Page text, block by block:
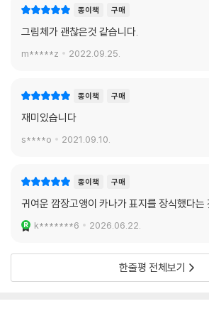
종이책 구매
그림체가 괜찮은것 같습니다.
m*****z 2022.09.25.
종이책 구매
재미있습니다
s****o 2021.09.10.
종이책 구매
귀여운 깜장고앵이 카나가 표지를 장식했다는
k*******6 2026.06.22.
한줄평 전체보기